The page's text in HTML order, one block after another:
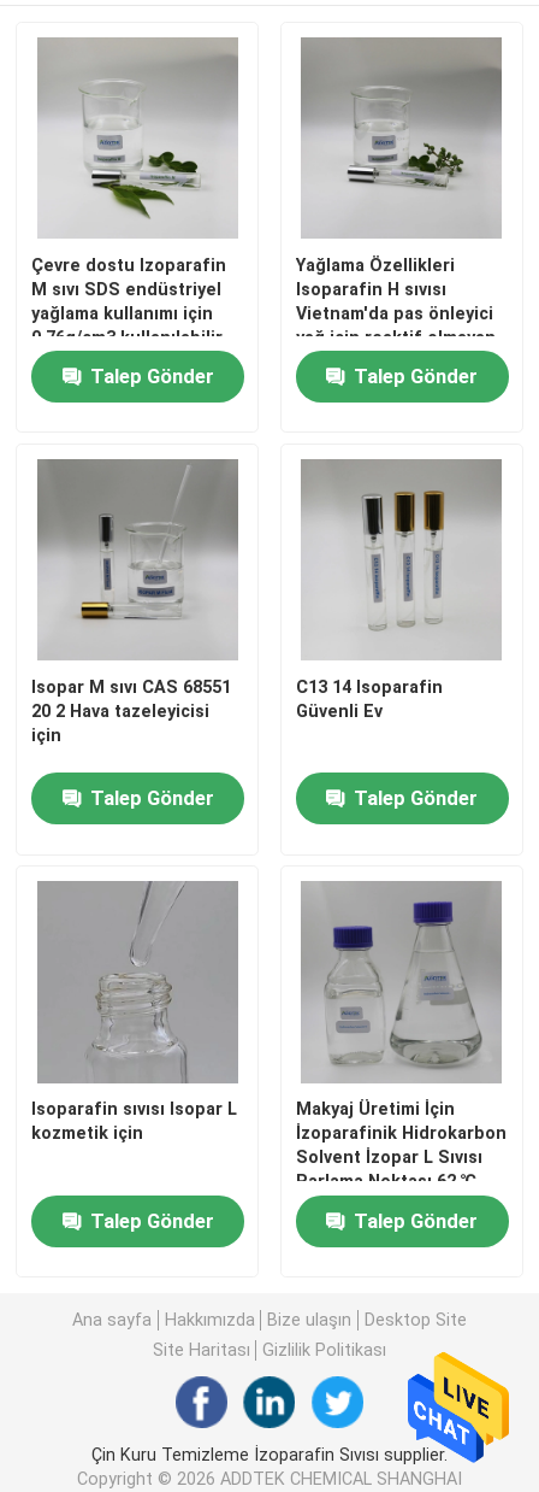
Kalite kontrol
Bize Ulaşın
Haberler
Vakalar
İzoparafin Sıvısı
Isopar M Sıvısı
N-parafin
Hidrokarbon Çözücü
C13 14 izoparafin
İzopar G Sıvısı
izoalkanlar
C13 16 İzoparafin
C11 12 İzoparafin
Çevre dostu Izoparafin
M sıvı SDS endüstriyel
yağlama kullanımı için
0.76g/cm3 kullanılabilir
yoğunluk
Talep Gönder
Yağlama Özellikleri
Isoparafin H sıvısı
Vietnam'da pas önleyici
yağ için reaktif olmayan
Talep Gönder
Isopar M sıvı CAS 68551
20 2 Hava tazeleyicisi
için
Talep Gönder
C13 14 Isoparafin
Güvenli Ev
Talep Gönder
Isoparafin sıvısı Isopar L
kozmetik için
Talep Gönder
Makyaj Üretimi İçin
İzoparafinik Hidrokarbon
Solvent İzopar L Sıvısı
Parlama Noktası 62 ℃
Min
Talep Gönder
Ana sayfa Hakkımızda Bize ulaşın
Desktop Site
Site Haritası
Gizlilik Politikası
Çin Kuru Temizleme İzoparafin Sıvısı supplier.
Copyright © 2026 ADDTEK CHEMICAL SHANGHAI